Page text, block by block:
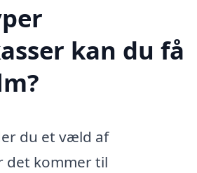
kan du få
du et væld af
det kommer til